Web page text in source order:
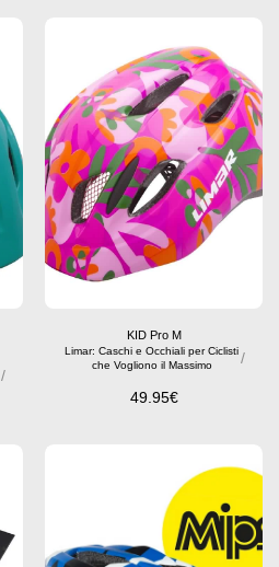
/
KID Pro M
Limar: Caschi e Occhiali per Ciclisti
che Vogliono il Massimo
/
49.95€